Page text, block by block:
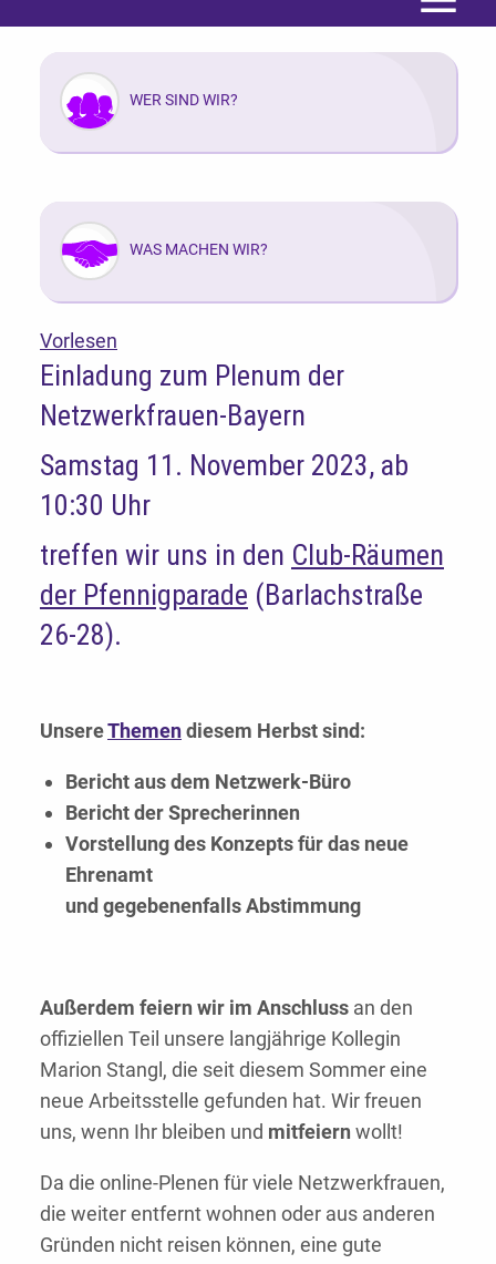
Menü
WER SIND WIR?
WAS MACHEN WIR?
Vorlesen
Einladung zum Plenum der
Netzwerkfrauen-Bayern
Samstag 11. November 2023, ab
10:30 Uhr
treffen wir uns in den Club-Räumen
der Pfennigparade (Barlachstraße
26-28).
UnsereThemendiesem Herbst sind:
Bericht aus dem Netzwerk-Büro
Bericht der Sprecherinnen
Vorstellung des Konzepts für das neue
Ehrenamt
und gegebenenfalls Abstimmung
Außerdem feiern wir im Anschluss an den
offiziellen Teil unsere langjährige Kollegin
Marion Stangl, die seit diesem Sommer eine
neue Arbeitsstelle gefunden hat. Wir freuen
uns, wenn Ihr bleiben und mitfeiern wollt!
Da die online-Plenen für viele Netzwerkfrauen,
die weiter entfernt wohnen oder aus anderen
Gründen nicht reisen können, eine gute